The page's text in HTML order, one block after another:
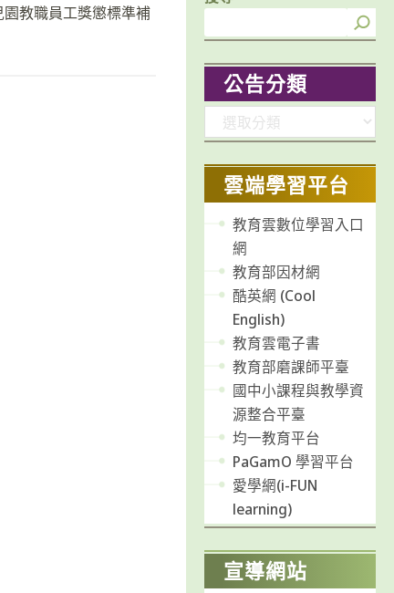
教職員工獎懲標準補
公告分類
類
雲端學習平台
教育雲數位學習入口
網
教育部因材網
酷英網 (Cool
English)
教育雲電子書
教育部磨課師平臺
國中小課程與教學資
源整合平臺
均一教育平台
PaGamO 學習平台
愛學網(i-FUN
learning)
宣導網站